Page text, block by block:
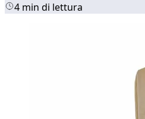
4 min di lettura